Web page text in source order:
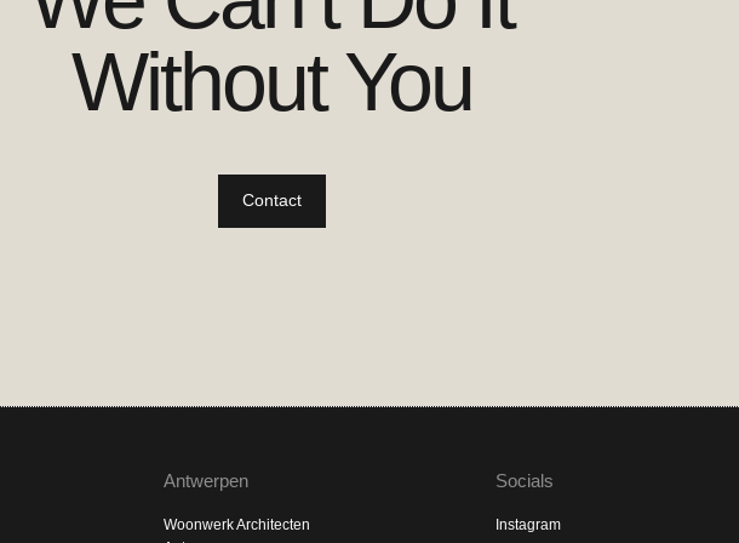
Without You
Contact
Antwerpen
Woonwerk Architecten
Socials
Instagram